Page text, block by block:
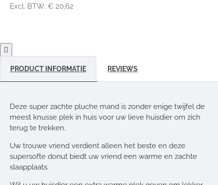
Excl. BTW: € 20,62
PRODUCT INFORMATIE REVIEWS
Deze super zachte pluche mand is zonder enige twijfel de
meest knusse plek in huis voor uw lieve huisdier om zich
terug te trekken.
Uw trouwe vriend verdient alleen het beste en deze
supersofte donut biedt uw vriend een warme en zachte
slaapplaats.